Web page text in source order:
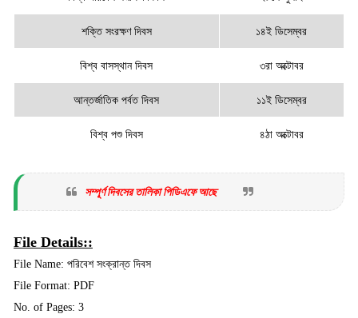
শক্তি সংরক্ষণ দিবস ১৪ই ডিসেম্বর
বিশ্ব বাসস্থান দিবস ৩রা অক্টোবর
আন্তর্জাতিক পর্বত দিবস ১১ই ডিসেম্বর
বিশ্ব পশু দিবস ৪ঠা অক্টোবর
সম্পূর্ণ দিবসের তালিকা পিডিএফে আছে
File Details::
File Name: পরিবেশ সংক্রান্ত দিবস
File Format: PDF
No. of Pages: 3